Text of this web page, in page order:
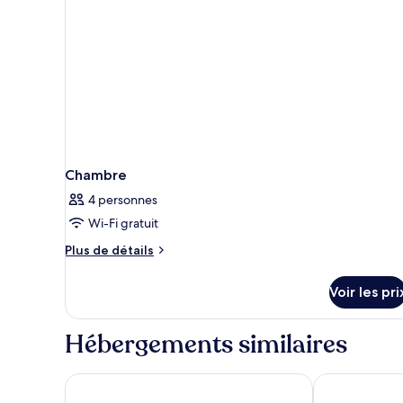
Chambre
4 personnes
Wi-Fi gratuit
Plus de détails
Plus
le
type
de
Chambre
Voir les
Hébergements similaires
STAY Rhodes HoStel & Bar Esperia City